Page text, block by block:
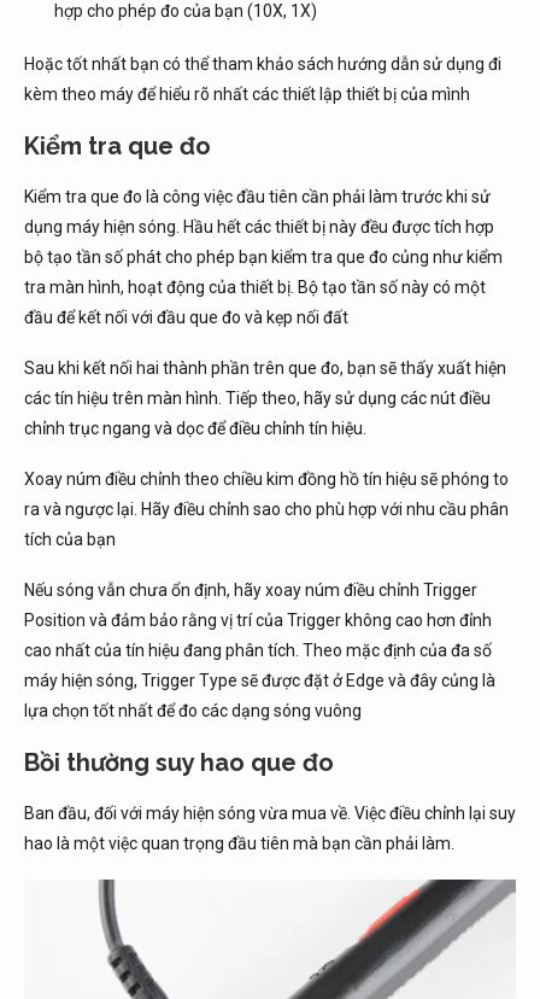
hợp cho phép đo của bạn (10X, 1X)
Hoặc tốt nhất bạn có thể tham khảo sách hướng dẫn sử dụng đi
kèm theo máy để hiểu rõ nhất các thiết lập thiết bị của mình
Kiểm tra que đo
Kiểm tra que đo là công việc đầu tiên cần phải làm trước khi sử
dụng máy hiện sóng. Hầu hết các thiết bị này đều được tích hợp
bộ tạo tần số phát cho phép bạn kiểm tra que đo củng như kiểm
tra màn hình, hoạt động của thiết bị. Bộ tạo tần số này có một
đầu để kết nối với đầu que đo và kẹp nối đất
Sau khi kết nối hai thành phần trên que đo, bạn sẽ thấy xuất hiện
các tín hiệu trên màn hình. Tiếp theo, hãy sử dụng các nút điều
chỉnh trục ngang và dọc để điều chỉnh tín hiệu.
Xoay núm điều chỉnh theo chiều kim đồng hồ tín hiệu sẽ phóng to
ra và ngược lại. Hãy điều chỉnh sao cho phù hợp với nhu cầu phân
tích của bạn
Nếu sóng vẫn chưa ổn định, hãy xoay núm điều chỉnh Trigger
Position và đảm bảo rằng vị trí của Trigger không cao hơn đỉnh
cao nhất của tín hiệu đang phân tích. Theo mặc định của đa số
máy hiện sóng, Trigger Type sẽ được đặt ở Edge và đây củng là
lựa chọn tốt nhất để đo các dạng sóng vuông
Bồi thường suy hao que đo
Ban đầu, đối với máy hiện sóng vừa mua về. Việc điều chỉnh lại suy
hao là một việc quan trọng đầu tiên mà bạn cần phải làm.